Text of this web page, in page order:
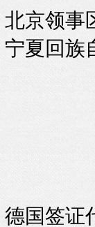
北京领事
宁夏回族
德国签证